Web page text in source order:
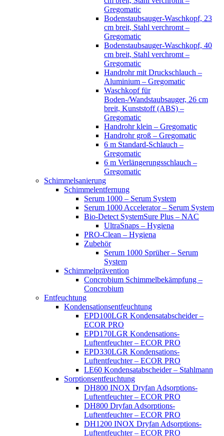
Gregomatic
Bodenstaubsauger-Waschkopf, 23
cm breit, Stahl verchromt –
Gregomatic
Bodenstaubsauger-Waschkopf, 40
cm breit, Stahl verchromt –
Gregomatic
Handrohr mit Druckschlauch –
Aluminium – Gregomatic
Waschkopf für
Boden-/Wandstaubsauger, 26 cm
breit, Kunststoff (ABS) –
Gregomatic
Handrohr klein – Gregomatic
Handrohr groß – Gregomatic
6 m Standard-Schlauch –
Gregomatic
6 m Verlängerungsschlauch –
Gregomatic
Schimmelsanierung
Schimmelentfernung
Serum 1000 – Serum System
Serum 1000 Accelerator – Serum System
Bio-Detect SystemSure Plus – NAC
UltraSnaps – Hygiena
PRO-Clean – Hygiena
Zubehör
Serum 1000 Sprüher – Serum
System
Schimmelprävention
Concrobium Schimmelbekämpfung –
Concrobium
Entfeuchtung
Kondensationsentfeuchtung
EPD100LGR Kondensatabscheider –
ECOR PRO
EPD170LGR Kondensations-
Luftentfeuchter – ECOR PRO
EPD330LGR Kondensations-
Luftentfeuchter – ECOR PRO
LE60 Kondensatabscheider – Stahlmann
Sorptionsentfeuchtung
DH800 INOX Dryfan Adsorptions-
Luftentfeuchter – ECOR PRO
DH800 Dryfan Adsorptions-
Luftentfeuchter – ECOR PRO
DH1200 INOX Dryfan Adsorptions-
Luftentfeuchter – ECOR PRO